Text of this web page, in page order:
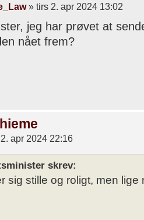
» tirs 2. apr 2024 13:02
jeg har prøvet at
nået frem?
apr 2024 22:16
skrev:
sig stille og roligt, men